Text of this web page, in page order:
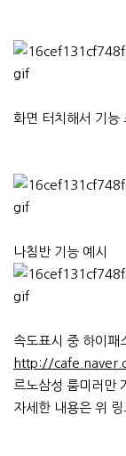
화면 터치해서 기능
나침반 기능 예시
속도표시 중 하이패
http://
르노삼성 룸미러만
자세한 내용은 위 링